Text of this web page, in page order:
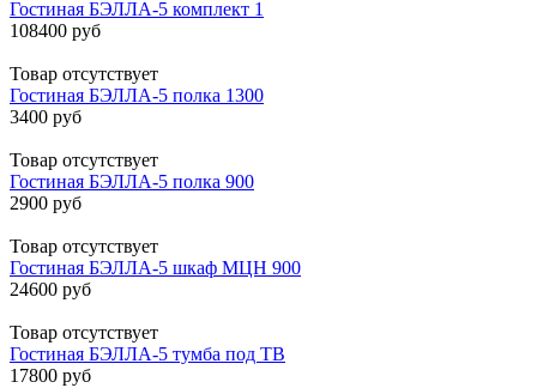
Гостиная БЭЛЛА-5 комплект 1
108400 руб
Товар отсутствует
Гостиная БЭЛЛА-5 полка 1300
3400 руб
Товар отсутствует
Гостиная БЭЛЛА-5 полка 900
2900 руб
Товар отсутствует
Гостиная БЭЛЛА-5 шкаф МЦН 900
24600 руб
Товар отсутствует
Гостиная БЭЛЛА-5 тумба под ТВ
17800 руб